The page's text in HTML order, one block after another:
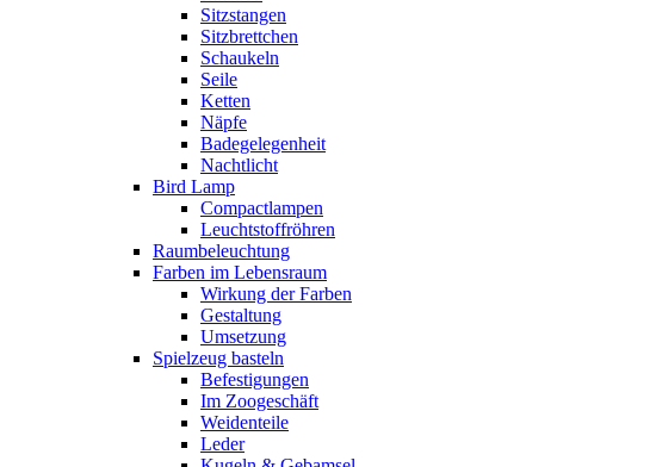
Sitzstangen
Sitzbrettchen
Schaukeln
Seile
Ketten
Näpfe
Badegelegenheit
Nachtlicht
Bird Lamp
Compactlampen
Leuchtstoffröhren
Raumbeleuchtung
Farben im Lebensraum
Wirkung der Farben
Gestaltung
Umsetzung
Spielzeug basteln
Befestigungen
Im Zoogeschäft
Weidenteile
Leder